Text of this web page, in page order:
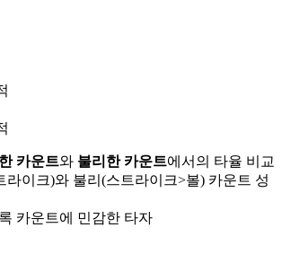
카운트와 불리한 카운트에서의 타율 비교
라이크)와 불리(스트라이크>볼) 카운트 성
카운트에 민감한 타자